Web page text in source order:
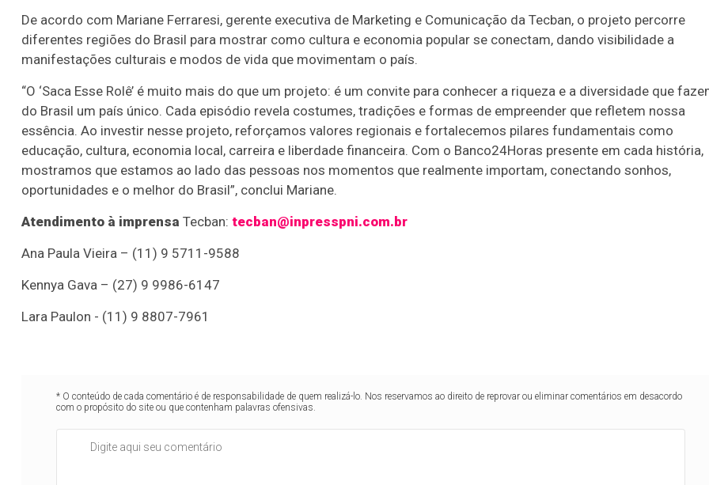
De acordo com Mariane Ferraresi, gerente executiva de Marketing e Comunicação da Tecban, o projeto percorre
diferentes regiões do Brasil para mostrar como cultura e economia popular se conectam, dando visibilidade a
manifestações culturais e modos de vida que movimentam o país.
“O ‘Saca Esse Rolê’ é muito mais do que um projeto: é um convite para conhecer a riqueza e a diversidade que
do Brasil um país único. Cada episódio revela costumes, tradições e formas de empreender que refletem nossa
essência. Ao investir nesse projeto, reforçamos valores regionais e fortalecemos pilares fundamentais como
educação, cultura, economia local, carreira e liberdade financeira. Com o Banco24Horas presente em cada história,
mostramos que estamos ao lado das pessoas nos momentos que realmente importam, conectando sonhos,
oportunidades e o melhor do Brasil”, conclui Mariane.
Atendimento à imprensa Tecban: tecban@inpresspni.com.br
Ana Paula Vieira – (11) 9 5711-9588
Kennya Gava – (27) 9 9986-6147
Lara Paulon - (11) 9 8807-7961
* O conteúdo de cada comentário é de responsabilidade de quem realizá-lo. Nos reservamos ao direito de reprovar ou eliminar comentários em desacordo
com o propósito do site ou que contenham palavras ofensivas.